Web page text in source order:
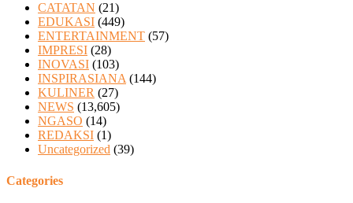
CATATAN (21)
EDUKASI (449)
ENTERTAINMENT (57)
IMPRESI (28)
INOVASI (103)
INSPIRASIANA (144)
KULINER (27)
NEWS (13,605)
NGASO (14)
REDAKSI (1)
Uncategorized (39)
Categories